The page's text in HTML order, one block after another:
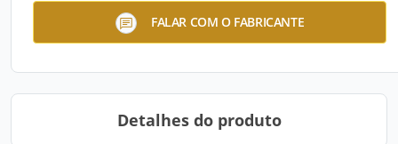
FALAR COM O FABRICANTE
Telha de PVC Colonial
Detalhes do produto